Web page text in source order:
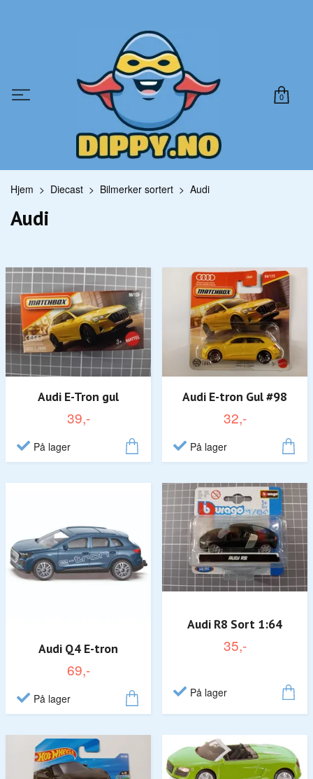
0
Hjem Diecast Bilmerker sortert Audi
Audi
Audi E-Tron gul
39,-
På lager
Audi E-tron Gul #98
32,-
På lager
Audi Q4 E-tron
69,-
På lager
Audi R8 Sort 1:64
35,-
På lager